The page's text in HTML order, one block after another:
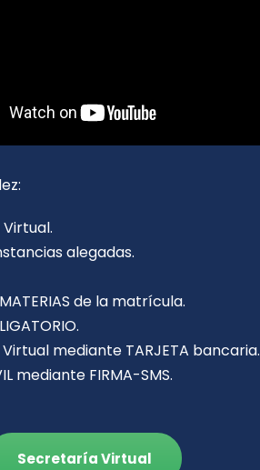
alegadas.
de la matrícula.
mediante TARJETA bancaria.
mediante FIRMA-SMS.
Secretaría Virtual